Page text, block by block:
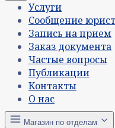
Услуги
Сообщение
Запись на прием
Заказ документа
Частые вопросы
Публикации
Контакты
О нас
Магазин по отделам